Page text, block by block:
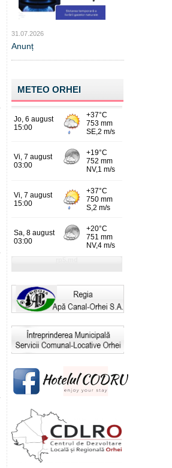
31.07.2026
Anunț
METEO ORHEI